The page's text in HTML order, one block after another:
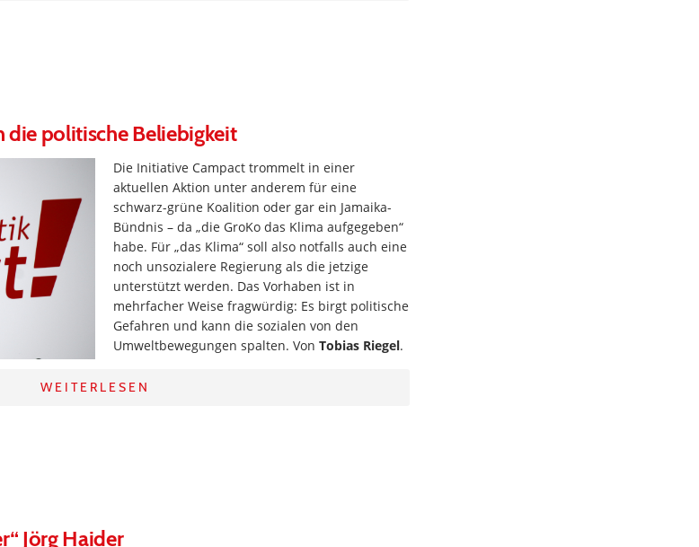
die politische Beliebigkeit
Die Initiative Campact trommelt in einer
aktuellen Aktion unter anderem für eine
schwarz-grüne Koalition oder gar ein Jamaika-
Bündnis – da „die GroKo das Klima aufgegeben“
habe. Für „das Klima“ soll also notfalls auch eine
noch unsozialere Regierung als die jetzige
unterstützt werden. Das Vorhaben ist in
mehrfacher Weise fragwürdig: Es birgt politische
Gefahren und kann die sozialen von den
Umweltbewegungen spalten. Von Tobias Riegel.
WEITERLESEN
Jörg Haider